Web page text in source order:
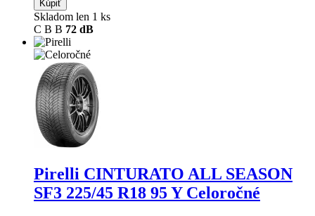
Kúpiť
Skladom len 1 ks
C B B 72 dB
Pirelli CINTURATO ALL SEASON
SF3 225/45 R18 95 Y Celoročné